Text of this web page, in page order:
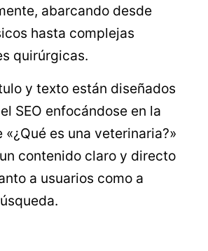
abarcando desde
hasta complejas
quirúrgicas.
y texto están diseñados
SEO enfocándose en la
es una veterinaria?»
contenido claro y directo
a usuarios como a